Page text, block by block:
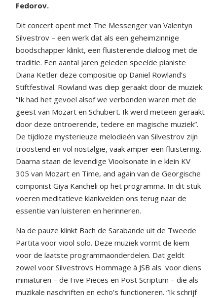
Fedorov.
Dit concert opent met The Messenger van Valentyn
Silvestrov – een werk dat als een geheimzinnige
boodschapper klinkt, een fluisterende dialoog met de
traditie. Een aantal jaren geleden speelde pianiste
Diana Ketler deze compositie op Daniel Rowland’s
Stiftfestival. Rowland was diep geraakt door de muziek:
“Ik had het gevoel alsof we verbonden waren met de
geest van Mozart en Schubert. Ik werd meteen geraakt
door deze ontroerende, tedere en magische muziek”.
De tijdloze mysterieuze melodieën van Silvestrov zijn
troostend en vol nostalgie, vaak amper een fluistering.
Daarna staan de levendige Vioolsonate in e klein KV
305 van Mozart en Time, and again van de Georgische
componist Giya Kancheli op het programma. In dit stuk
voeren meditatieve klankvelden ons terug naar de
essentie van luisteren en herinneren.
Na de pauze klinkt Bach de Sarabande uit de Tweede
Partita voor viool solo. Deze muziek vormt de kiem
voor de laatste programmaonderdelen. Dat geldt
zowel voor Silvestrovs Hommage à JSB als voor diens
miniaturen – de Five Pieces en Post Scriptum – die als
muzikale naschriften en echo’s functioneren. “Ik schrijf